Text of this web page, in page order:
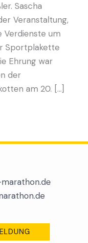
Sascha
Veranstaltung,
Verdienste um
Sportplakette
Ehrung war
der
am 20. […]